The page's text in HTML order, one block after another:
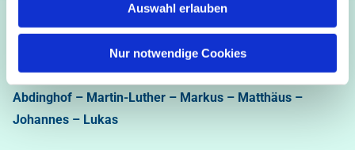
Auswahl erlauben
Nur notwendige Cookies
Ev.-luth. Kirchengemeinde Paderborn
Bastfelder Weg 30 - 33098 Paderborn
05251/5002-32 und 5002-33
Abdinghof – Martin-Luther – Markus – Matthäus –
Johannes – Lukas